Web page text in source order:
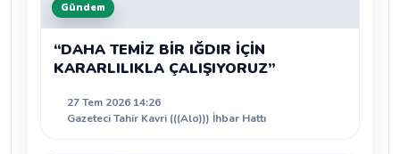
Gündem
“DAHA TEMİZ BİR IĞDIR İÇİN
KARARLILIKLA ÇALIŞIYORUZ”
27 Tem 2026 14:26
Gazeteci Tahir Kavri (((Alo))) İhbar Hattı